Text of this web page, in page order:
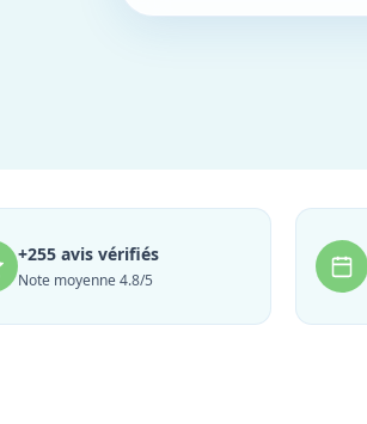
+255 avis vérifiés
Note moyenne 4.8/5